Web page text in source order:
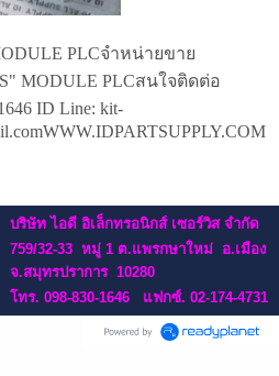
PLCจำหน่ายขาย
MODULE PLCสนใจติดต่อ
ID Line: kit-
บริษัท ไอดี อิเล็กทรอนิกส์ เซอร์วิส จำกัด
759/32-33 หมู่ 1 ต.แพรกษาใหม่ อ.เมือง
จ.สมุทรปราการ 10280
โทร. 098-830-1646 แฟกซ์. 02-174-4731